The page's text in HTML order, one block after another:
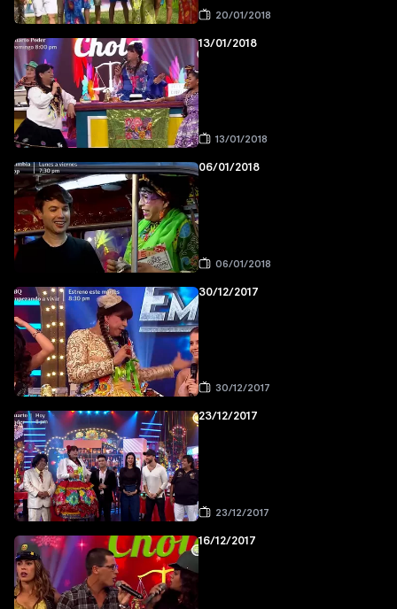
20/01/2018
13/01/2018
13/01/2018
06/01/2018
06/01/2018
30/12/2017
30/12/2017
23/12/2017
23/12/2017
16/12/2017